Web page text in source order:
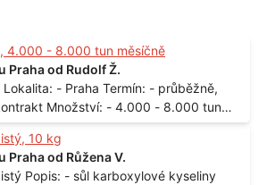
4.000 - 8.000 tun měsíčně
Praha od Rudolf Ž.
- 8.000 tun
10 kg
Praha od Růžena V.
kyseliny